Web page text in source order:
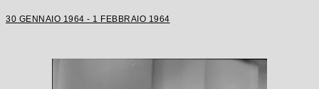
30 GENNAIO 1964 - 1 FEBBRAIO 1964